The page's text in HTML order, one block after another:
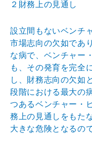
２財務上の見通し
設立間もないベンチ
市場志向の欠如であ
な病で、 ベンチャー
も、その発育を完全
し、財務志向の欠如
段階における最大の
つあるベンチャー・
務上の見通しをもた
大きな危険となるの